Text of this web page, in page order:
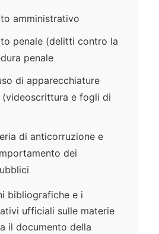
amministrativo
penale (delitti contro la
penale
di apparecchiature
e fogli di
di anticorruzione e
dei
bibliografiche e i
ufficiali sulle materie
il documento della